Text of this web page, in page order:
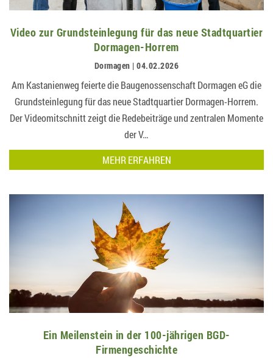
Video zur Grundsteinlegung für das neue Stadtquartier
Dormagen-Horrem
Dormagen | 04.02.2026
Am Kastanienweg feierte die Baugenossenschaft Dormagen eG die
Grundsteinlegung für das neue Stadtquartier Dormagen-Horrem.
Der Videomitschnitt zeigt die Redebeiträge und zentralen Momente
der V…
MEHR ERFAHREN
Ein Meilenstein in der 100-jährigen BGD-
Firmengeschichte